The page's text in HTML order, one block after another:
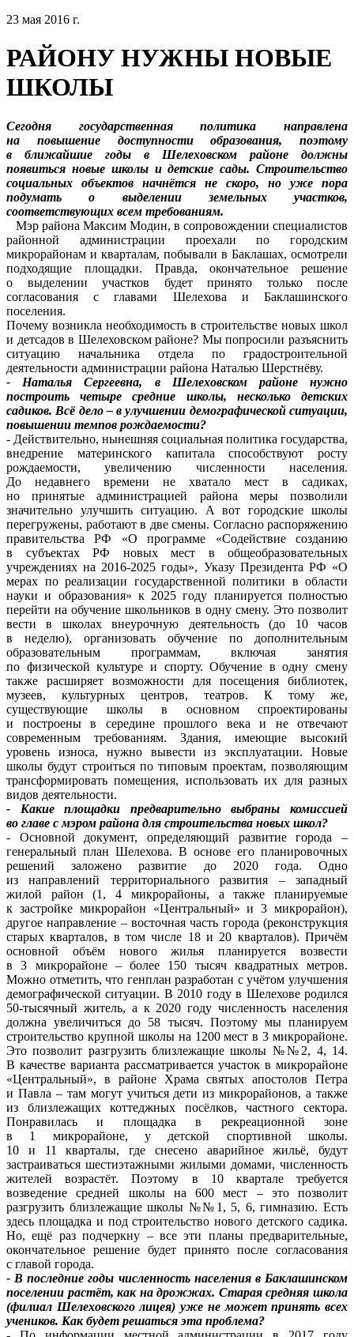
23 мая 2016 г.
РАЙОНУ НУЖНЫ НОВЫЕ
ШКОЛЫ
Сегодня государственная политика направлена
на повышение доступности образования, поэтому
в ближайшие годы в Шелеховском районе должны
появиться новые школы и детские сады. Строительство
социальных объектов начнётся не скоро, но уже пора
подумать о выделении земельных участков,
соответствующих всем требованиям.
Мэр района Максим Модин, в сопровождении специалистов
районной администрации проехали по городским
микрорайонам и кварталам, побывали в Баклашах, осмотрели
подходящие площадки. Правда, окончательное решение
о выделении участков будет принято только после
согласования с главами Шелехова и Баклашинского
поселения.
Почему возникла необходимость в строительстве новых школ
и детсадов в Шелеховском районе? Мы попросили разъяснить
ситуацию начальника отдела по градостроительной
деятельности администрации района Наталью Шерстнёву.
- Наталья Сергеевна, в Шелеховском районе нужно
построить четыре средние школы, несколько детских
садиков. Всё дело – в улучшении демографической ситуации,
повышении темпов рождаемости?
- Действительно, нынешняя социальная политика государства,
внедрение материнского капитала способствуют росту
рождаемости, увеличению численности населения.
До недавнего времени не хватало мест в садиках,
но принятые администрацией района меры позволили
значительно улучшить ситуацию. А вот городские школы
перегружены, работают в две смены. Согласно распоряжению
правительства РФ «О программе «Содействие созданию
в субъектах РФ новых мест в общеобразовательных
учреждениях на 2016-2025 годы», Указу Президента РФ «О
мерах по реализации государственной политики в области
науки и образования» к 2025 году планируется полностью
перейти на обучение школьников в одну смену. Это позволит
вести в школах внеурочную деятельность (до 10 часов
в неделю), организовать обучение по дополнительным
образовательным программам, включая занятия
по физической культуре и спорту. Обучение в одну смену
также расширяет возможности для посещения библиотек,
музеев, культурных центров, театров. К тому же,
существующие школы в основном спроектированы
и построены в середине прошлого века и не отвечают
современным требованиям. Здания, имеющие высокий
уровень износа, нужно вывести из эксплуатации. Новые
школы будут строиться по типовым проектам, позволяющим
трансформировать помещения, использовать их для разных
видов деятельности.
- Какие площадки предварительно выбраны комиссией
во главе с мэром района для строительства новых школ?
- Основной документ, определяющий развитие города –
генеральный план Шелехова. В основе его планировочных
решений заложено развитие до 2020 года. Одно
из направлений территориального развития – западный
жилой район (1, 4 микрорайоны, а также планируемые
к застройке микрорайон «Центральный» и 3 микрорайон),
другое направление – восточная часть города (реконструкция
старых кварталов, в том числе 18 и 20 кварталов). Причём
основной объём нового жилья планируется возвести
в 3 микрорайоне – более 150 тысяч квадратных метров.
Можно отметить, что генплан разработан с учётом улучшения
демографической ситуации. В 2010 году в Шелехове родился
50-тысячный житель, а к 2020 году численность населения
должна увеличиться до 58 тысяч. Поэтому мы планируем
строительство крупной школы на 1200 мест в 3 микрорайоне.
Это позволит разгрузить близлежащие школы №№2, 4, 14.
В качестве варианта рассматривается участок в микрорайоне
«Центральный», в районе Храма святых апостолов Петра
и Павла – там могут учиться дети из микрорайонов, а также
из близлежащих коттеджных посёлков, частного сектора.
Понравилась и площадка в рекреационной зоне
в 1 микрорайоне, у детской спортивной школы.
10 и 11 кварталы, где снесено аварийное жильё, будут
застраиваться шестиэтажными жилыми домами, численность
жителей возрастёт. Поэтому в 10 квартале требуется
возведение средней школы на 600 мест – это позволит
разгрузить близлежащие школы №№1, 5, 6, гимназию. Есть
здесь площадка и под строительство нового детского садика.
Но, ещё раз подчеркну – все эти планы предварительные,
окончательное решение будет принято после согласования
с главой города.
- В последние годы численность населения в Баклашинском
поселении растёт, как на дрожжах. Старая средняя школа
(филиал Шелеховского лицея) уже не может принять всех
учеников. Как будет решаться эта проблема?